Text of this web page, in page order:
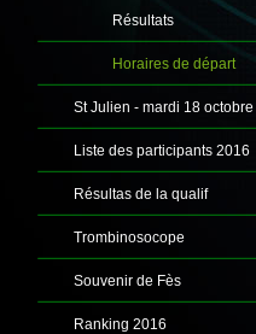
Résultats
Horaires de départ
St Julien - mardi 18 octobre
Liste des participants 2016
Résultas de la qualif
Trombinosocope
Souvenir de Fès
Ranking 2016